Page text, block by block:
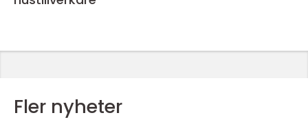
Fler nyheter